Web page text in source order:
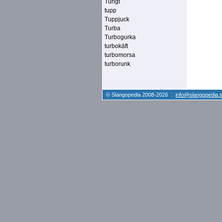
Tungt
tupp
Tuppjuck
Turba
Turbogurka
turbokäft
turbomorsa
turborunk
© Slangopedia 2008-2026 :